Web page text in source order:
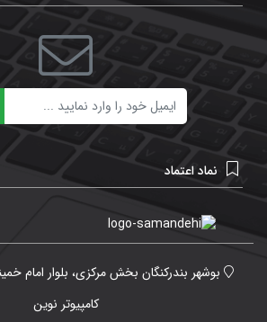
نماد اعتماد
بوشهر بندرکنگان بخش مرکزی، بلوار امام
کامپیوتر نوین